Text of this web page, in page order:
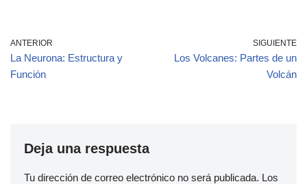
ANTERIOR
La Neurona: Estructura y
Función
SIGUIENTE
Los Volcanes: Partes de un
Volcán
Deja una respuesta
Tu dirección de correo electrónico no será publicada. Los